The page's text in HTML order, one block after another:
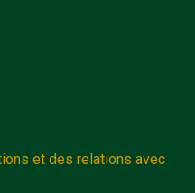
et des relations avec